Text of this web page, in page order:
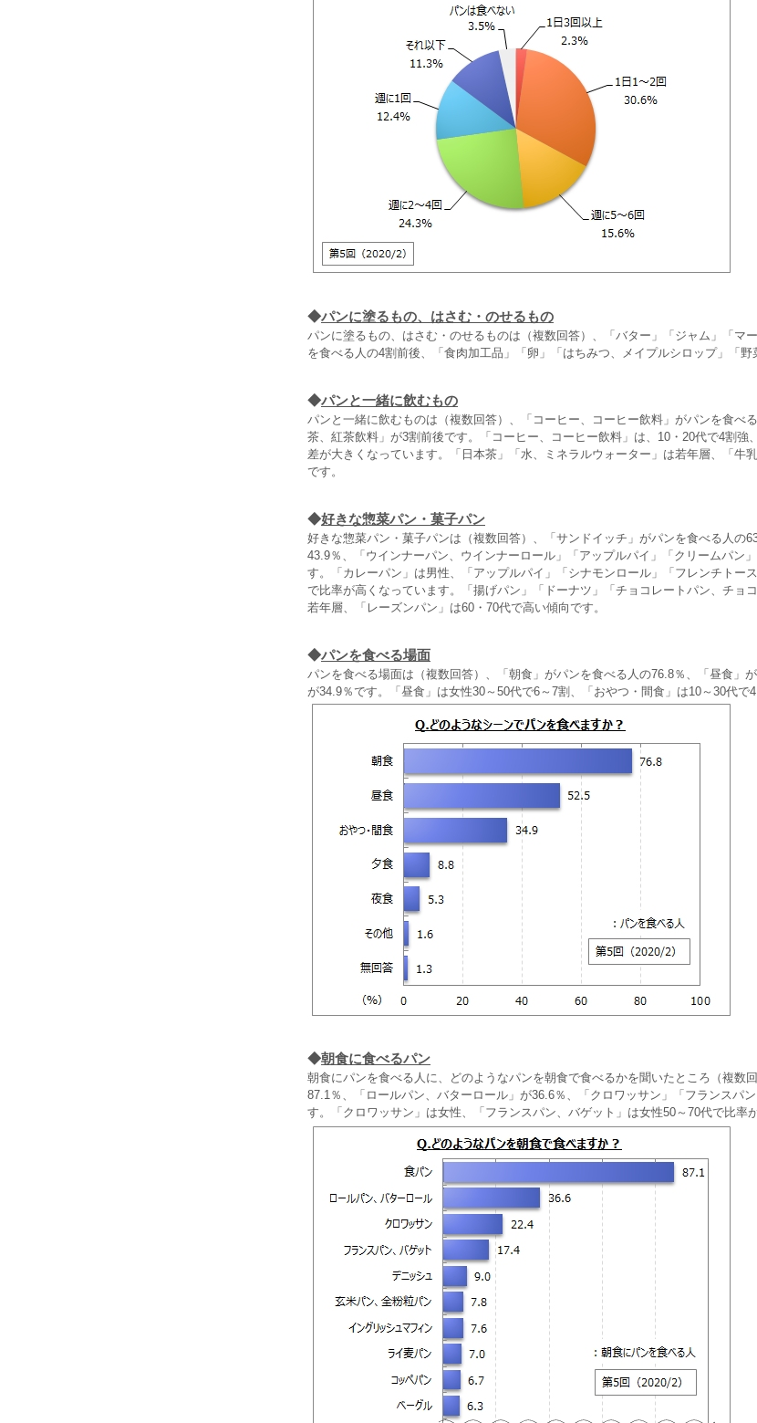
◆パンに塗るもの、はさむ・のせるもの
パンに塗るもの、はさむ・のせるものは（複数回答）、「バター」「ジャム」「マ
を食べる人の4割前後、「食肉加工品」「卵」「はちみつ、メイプルシロップ」「野
◆パンと一緒に飲むもの
パンと一緒に飲むものは（複数回答）、「コーヒー、コーヒー飲料」がパンを食べ
茶、紅茶飲料」が3割前後です。「コーヒー、コーヒー飲料」は、10・20代で4割強
差が大きくなっています。「日本茶」「水、ミネラルウォーター」は若年層、「牛
です。
◆好きな惣菜パン・菓子パン
好きな惣菜パン・菓子パンは（複数回答）、「サンドイッチ」がパンを食べる人の
43.9％、「ウインナーパン、ウインナーロール」「アップルパイ」「クリームパン
す。「カレーパン」は男性、「アップルパイ」「シナモンロール」「フレンチトー
で比率が高くなっています。「揚げパン」「ドーナツ」「チョコレートパン、チョ
若年層、「レーズンパン」は60・70代で高い傾向です。
◆パンを食べる場面
パンを食べる場面は（複数回答）、「朝食」がパンを食べる人の76.8％、「昼食」
が34.9％です。「昼食」は女性30～50代で6～7割、「おやつ・間食」は10～30代で4
◆朝食に食べるパン
朝食にパンを食べる人に、どのようなパンを朝食で食べるかを聞いたところ（複数
87.1％、「ロールパン、バターロール」が36.6％、「クロワッサン」「フランスパ
す。「クロワッサン」は女性、「フランスパン、バゲット」は女性50～70代で比率